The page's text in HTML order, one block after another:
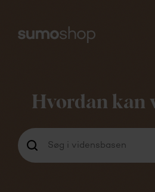
Stuff
Login
Hvordan kan